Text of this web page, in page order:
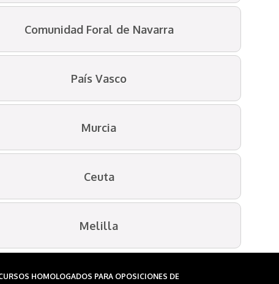
Comunidad Foral de Navarra
País Vasco
Murcia
Ceuta
Melilla
HOMOLOGADOS PARA OPOSICIONES DE